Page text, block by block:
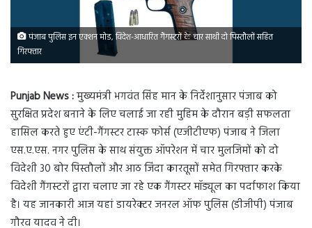
पंजाब पुलिस इन एक्शन मोड, विदेश-आधारित गैंगस्टरों के चार साथी दो पिस्तौलों सहित
गिरफ्तार
Punjab News :मुख्यमंत्री भगवंत सिंह मान के निर्देशानुसार पंजाब को
सुरक्षित प्रदेश बनाने के लिए चलाई जा रही मुहिम के दौरान बड़ी सफलता
हासिल करते हुए एंटी-गैंगस्टर टास्क फोर्स (एजीटीएफ) पंजाब ने जिला
एस.ए.एस. नगर पुलिस के साथ संयुक्त ऑपरेशन में चार मुलजिमों को दो
विदेशी 30 बोर पिस्तौलों और आठ जिंदा कारतूसों समेत गिरफ्तार करके
विदेशी गैंगस्टरों द्वारा चलाए जा रहे एक गैंगस्टर मॉड्यूल का पर्दाफाश किया
है। यह जानकारी आज यहां डायरेक्टर जनरल ऑफ पुलिस (डीजीपी) पंजाब
गौरव यादव ने दी।